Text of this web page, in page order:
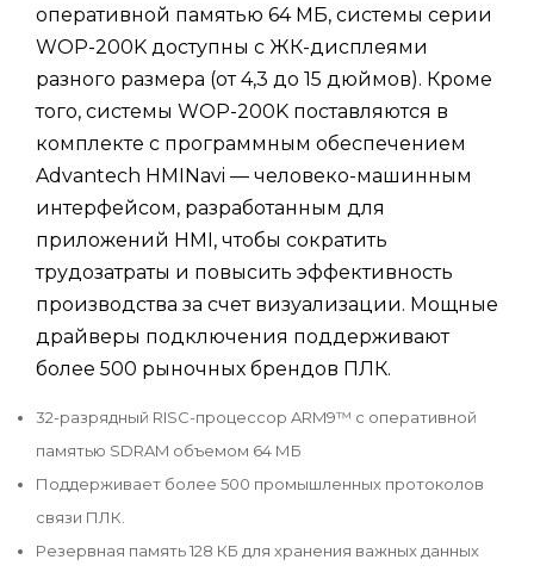
оперативной памятью 64 МБ, системы серии
WOP-200K доступны с ЖК-дисплеями
разного размера (от 4,3 до 15 дюймов). Кроме
того, системы WOP-200K поставляются в
комплекте с программным обеспечением
Advantech HMINavi — человеко-машинным
интерфейсом, разработанным для
приложений HMI, чтобы сократить
трудозатраты и повысить эффективность
производства за счет визуализации. Мощные
драйверы подключения поддерживают
более 500 рыночных брендов ПЛК.
32-разрядный RISC-процессор ARM9™ с оперативной
памятью SDRAM объемом 64 МБ
Поддерживает более 500 промышленных протоколов
связи ПЛК.
Резервная память 128 КБ для хранения важных данных